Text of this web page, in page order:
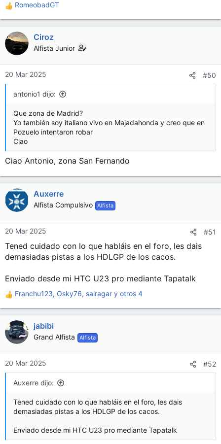
R
e
a
c
c
o
n
e
RomeobadGT
Ciroz
Alfista Junior
20 Mar 2025 #50
antonio1 dijo:
Que zona de Madrid?
Yo también soy italiano vivo en Majadahonda y creo que en
Pozuelo intentaron robar
Ciao
Ciao Antonio, zona San Fernando
Auxerre
Alfista Compulsivo Alfista
20 Mar 2025 #51
Tened cuidado con lo que habláis en el foro, les dais
demasiadas pistas a los HDLGP de los cacos.
Enviado desde mi HTC U23 pro mediante Tapatalk
R
e
a
c
c
o
n
e
Franchu123, Osky76, salragar y otros 4
jabibi
Grand Alfista Alfista
20 Mar 2025 #52
Auxerre dijo:
Tened cuidado con lo que habláis en el foro, les dais
demasiadas pistas a los HDLGP de los cacos.
Enviado desde mi HTC U23 pro mediante Tapatalk